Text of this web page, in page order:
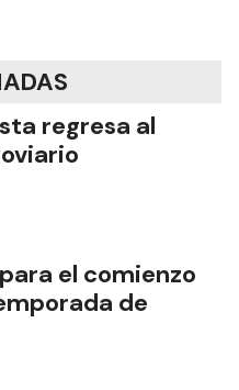
regresa al
el comienzo
de